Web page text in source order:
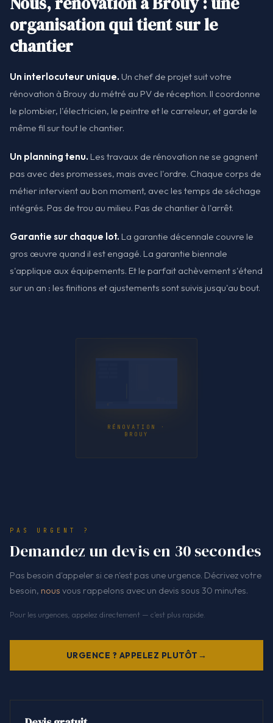
organisation qui tient sur le
chantier
Un interlocuteur unique. Un chef de projet suit votre
rénovation à Brouy du métré au PV de réception. Il coordonne
le plombier, l'électricien, le peintre et le carreleur, et garde le
même fil sur tout le chantier.
Un planning tenu. Les travaux de rénovation ne se gagnent
pas avec des promesses, mais avec l'ordre. Chaque corps de
métier intervient au bon moment, avec les temps de séchage
intégrés. Pas de trou au milieu. Pas de chantier à l'arrêt.
Garantie sur chaque lot. La garantie décennale couvre le
gros œuvre quand il est engagé. La garantie biennale
s'applique aux équipements. Et le parfait achèvement s'étend
sur un an : les finitions et ajustements sont suivis jusqu'au bout.
RÉNOVATION ·
BROUY
PAS URGENT ?
Demandez un devis en 30 secondes
Pas besoin d'appeler si ce n'est pas une urgence. Décrivez votre
besoin, nous vous rappelons avec un devis sous 30 minutes.
Pour les urgences, appelez directement — c'est plus rapide.
URGENCE ? APPELEZ PLUTÔT